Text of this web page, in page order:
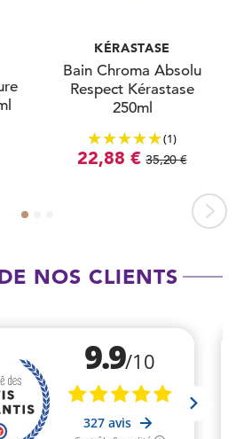
KÉRASTASE
Bain Chroma Absolu
Respect Kérastase
250ml
(1)
22,88 € 35,20 €
NOS CLIENTS